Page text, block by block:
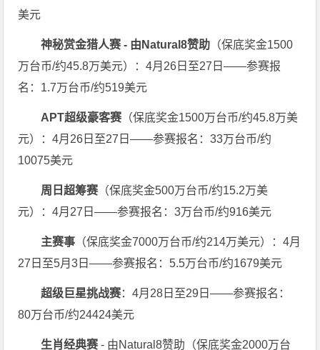
美元
神秘赏金猎人赛 - 由Natural8赞助 （保底奖金1500
万台币/约45.8万美元）：4月26日至27日——参赛报
名：1.7万台币/约519美元
APT超级豪客赛（保底奖金1500万台币/约45.8万美
元）：4月26日至27日——参赛报名：33万台币/约
10075美元
周日超筹赛（保底奖金500万台币/约15.2万美
元）：4月27日——参赛报名：3万台币/约916美元
主赛事 （保底奖金7000万台币/约214万美元）：4月
27日至5月3日——参赛报名：5.5万台币/约1679美元
超级巨星挑战赛：4月28日至29日——参赛报名：
80万台币/约24424美元
生肖经典赛- 由Natural8赞助（保底奖金2000万台